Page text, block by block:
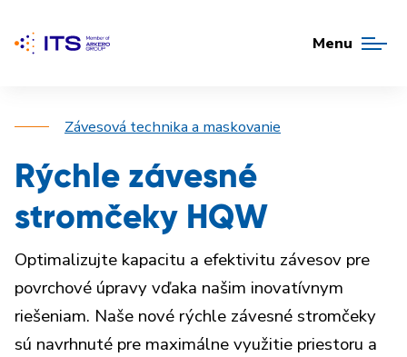
Menu
Závesová technika a maskovanie
Rýchle závesné
stromčeky HQW
Optimalizujte kapacitu a efektivitu závesov pre
povrchové úpravy vďaka našim inovatívnym
riešeniam. Naše nové rýchle závesné stromčeky
sú navrhnuté pre maximálne využitie priestoru a